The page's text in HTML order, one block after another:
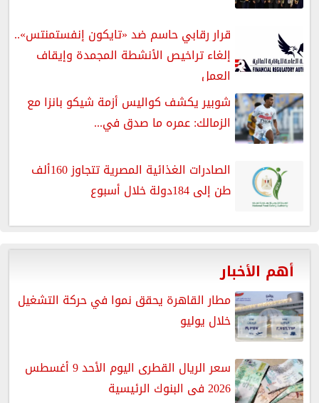
قرار رقابي حاسم ضد «تايكون إنفستمنتس»..
إلغاء تراخيص الأنشطة المجمدة وإيقاف
العمل
شوبير يكشف كواليس أزمة شيكو بانزا مع
الزمالك: عمره ما صدق في...
الصادرات الغذائية المصرية تتجاوز 160ألف
طن إلى 184دولة خلال أسبوع
أهم الأخبار
مطار القاهرة يحقق نموا في حركة التشغيل
خلال يوليو
سعر الريال القطرى اليوم الأحد 9 أغسطس
2026 فى البنوك الرئيسية